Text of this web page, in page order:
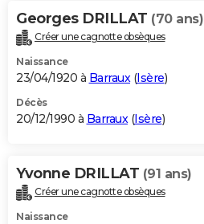
Georges DRILLAT (70 ans)
Créer une cagnotte obsèques
Naissance
23/04/1920 à Barraux(Isère)
Décès
20/12/1990 à Barraux(Isère)
Yvonne DRILLAT (91 ans)
Créer une cagnotte obsèques
Naissance